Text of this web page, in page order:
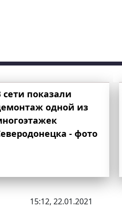
сети показали
одной из
- фото
15:12, 22.01.2021